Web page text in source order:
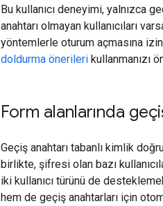
Bu kullanıcı deneyimi, yalnızca
anahtarı olmayan kullanıcıları
yöntemlerle oturum açmasına
doldurma önerileri kullanmanızı
Form alanlarında
Geçiş anahtarı tabanlı kimlik
birlikte, şifresi olan bazı
iki kullanıcı türünü de
hem de geçiş anahtarları için